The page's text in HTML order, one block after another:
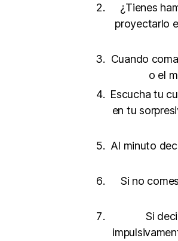
¿Tienes
proyectarlo
Cuando
o el
Escucha tu
en tu
Al minuto
Si no
Si